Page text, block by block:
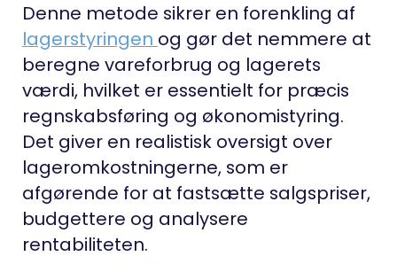
Denne metode sikrer en forenkling af
lagerstyringen og gør det nemmere at
beregne vareforbrug og lagerets
værdi, hvilket er essentielt for præcis
regnskabsføring og økonomistyring.
Det giver en realistisk oversigt over
lageromkostningerne, som er
afgørende for at fastsætte salgspriser,
budgettere og analysere
rentabiliteten.